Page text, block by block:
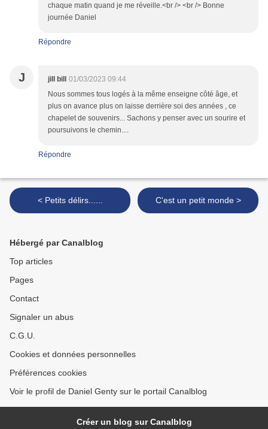
chaque matin quand je me réveille.<br /> <br /> Bonne
journée Daniel
Répondre
J jill bill
01/03/2023 09:44
Nous sommes tous logés à la même enseigne côté âge, et
plus on avance plus on laisse derrière soi des années , ce
chapelet de souvenirs... Sachons y penser avec un sourire et
poursuivons le chemin....
Répondre
< Petits délirs...... C'est un petit monde >
Hébergé par Canalblog
Top articles
Pages
Contact
Signaler un abus
C.G.U.
Cookies et données personnelles
Préférences cookies
Voir le profil de Daniel Genty sur le portail Canalblog
Créer un blog sur Canalblog